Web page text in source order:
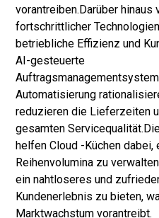
vorantreiben.Darüber
fortschrittlicher
betriebliche Effizienz und
AI-gesteuerte
Automatisierung
reduzieren die Lieferzeiten
gesamten Servicequalität.
helfen Cloud -Küchen
Reihenvolumina zu
ein nahtloseres und
Kundenerlebnis zu bieten,
Marktwachstum vorantreibt.